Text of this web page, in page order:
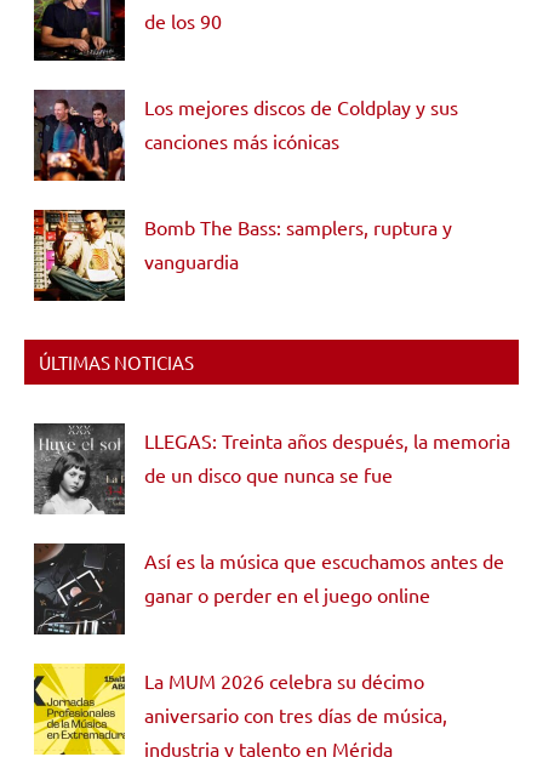
de los 90
Los mejores discos de Coldplay y sus
canciones más icónicas
Bomb The Bass: samplers, ruptura y
vanguardia
ÚLTIMAS NOTICIAS
LLEGAS: Treinta años después, la memoria
de un disco que nunca se fue
Así es la música que escuchamos antes de
ganar o perder en el juego online
La MUM 2026 celebra su décimo
aniversario con tres días de música,
industria y talento en Mérida